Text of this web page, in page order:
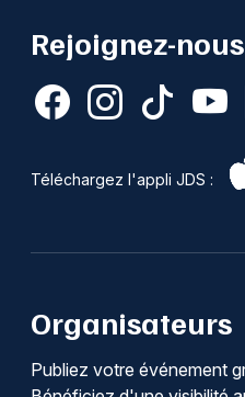
Rejoignez-
Téléchargez l'appli JDS :
Organisateurs
Publiez votre événement